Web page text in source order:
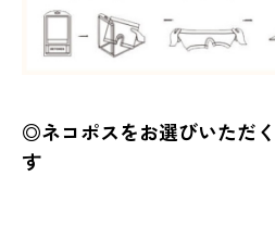
◎ネコポスをお選びいただ
す